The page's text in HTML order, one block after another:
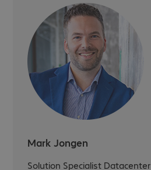
Mark Jongen
Solution Specialist Datacenter